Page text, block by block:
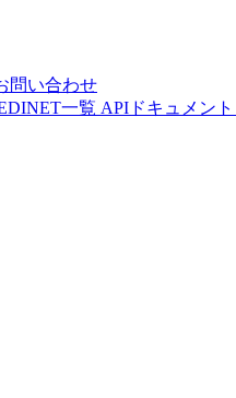
問い合わせ
一覧 APIドキュメント